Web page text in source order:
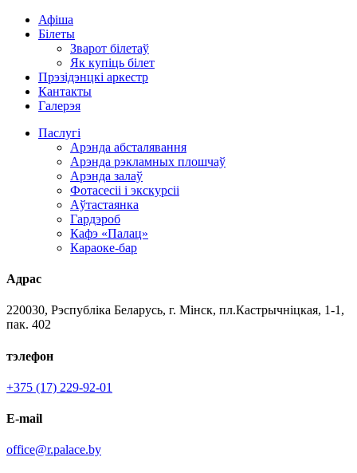
Афіша
Білеты
Зварот білетаў
Як купіць білет
Прэзідэнцкі аркестр
Кантакты
Галерэя
Паслугі
Арэнда абсталявання
Арэнда рэкламных плошчаў
Арэнда залаў
Фотасесіі і экскурсіі
Аўтастаянка
Гардэроб
Кафэ «Палац»
Караоке-бар
Адрас
220030, Рэспубліка Беларусь, г. Мінск, пл.Кастрычніцкая, 1-1,
пак. 402
тэлефон
+375 (17) 229-92-01
E-mail
office@r.palace.by